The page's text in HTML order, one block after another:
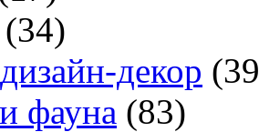
(34)
декор
фауна (83)